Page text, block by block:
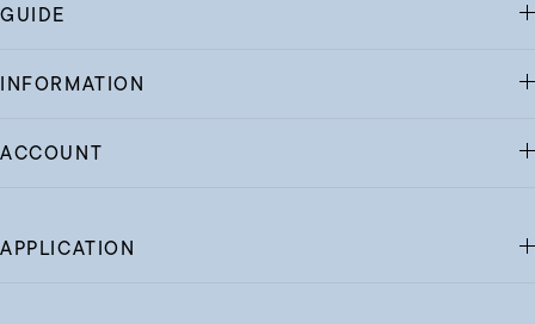
GUIDE
INFORMATION
ACCOUNT
APPLICATION